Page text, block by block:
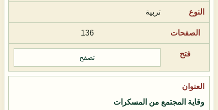
تربية
136
تصفح
وقاية المجتمع من المسكرات